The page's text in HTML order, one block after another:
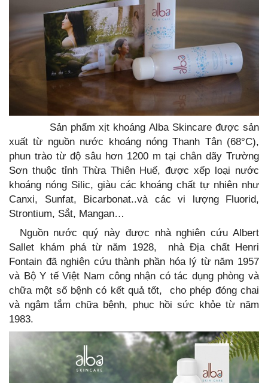
Sản phẩm xịt khoáng Alba Skincare được sản
xuất từ nguồn nước khoáng nóng Thanh Tân (68°C),
phun trào từ độ sâu hơn 1200 m tại chân dãy Trường
Sơn thuộc tỉnh Thừa Thiên Huế, được xếp loại nước
khoáng nóng Silic, giàu các khoáng chất tự nhiên như
Canxi, Sunfat, Bicarbonat..và các vi lượng Fluorid,
Strontium, Sắt, Mangan…
Nguồn nước quý này được nhà nghiên cứu Albert
Sallet khám phá từ năm 1928, nhà Địa chất Henri
Fontain đã nghiên cứu thành phần hóa lý từ năm 1957
và Bộ Y tế Việt Nam công nhận có tác dụng phòng và
chữa một số bệnh có kết quả tốt, cho phép đóng chai
và ngâm tắm chữa bệnh, phục hồi sức khỏe từ năm
1983.